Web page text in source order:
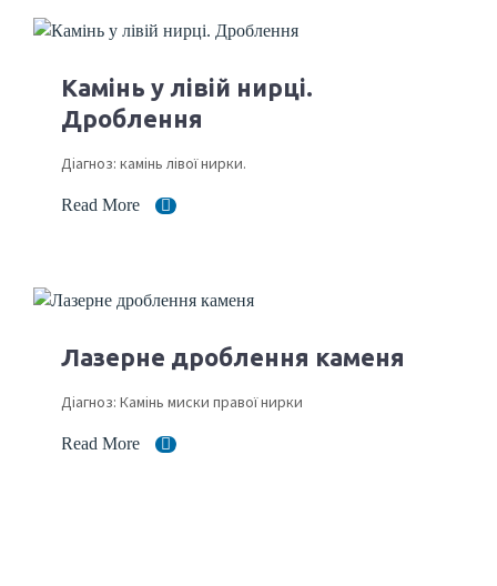
Камінь у лівій нирці.
Дроблення
Діагноз: камінь лівої нирки.
Read More
Лазерне дроблення каменя
Діагноз: Камінь миски правої нирки
Read More